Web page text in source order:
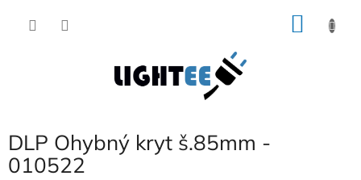
DLP Ohybný kryt š.85mm -
010522